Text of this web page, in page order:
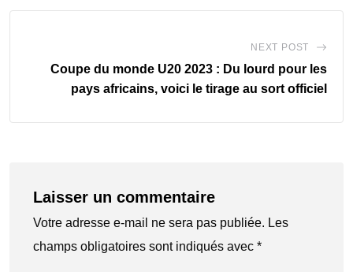
NEXT POST
Coupe du monde U20 2023 : Du lourd pour les
pays africains, voici le tirage au sort officiel
Laisser un commentaire
Votre adresse e-mail ne sera pas publiée. Les
champs obligatoires sont indiqués avec *